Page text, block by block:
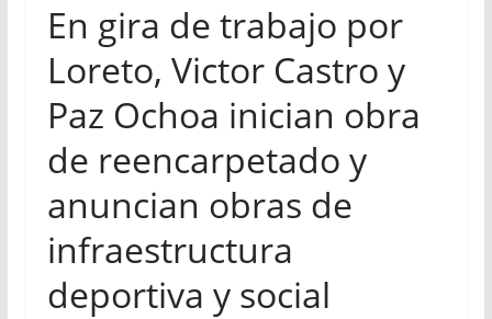
En gira de trabajo por
Loreto, Victor Castro y
Paz Ochoa inician obra
de reencarpetado y
anuncian obras de
infraestructura
deportiva y social